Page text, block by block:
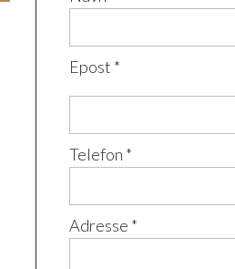
Epost *
Telefon *
Adresse *